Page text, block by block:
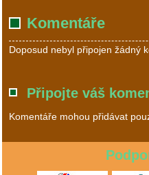
Komentáře
Doposud nebyl připojen žádný
Připojte váš
Komentáře mohou přidávat